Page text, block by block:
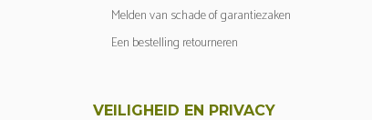
Melden van schade of garantiezaken
Een bestelling retourneren
VEILIGHEID EN PRIVACY